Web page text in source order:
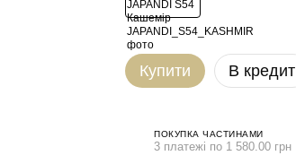
Купити В кредит
ПОКУПКА ЧАСТИНАМИ
3 платежі по 1 580.00 грн